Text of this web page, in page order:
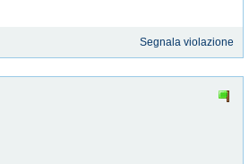
Segnala violazione